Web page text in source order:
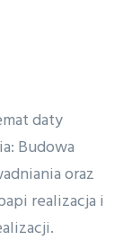
daty
Budowa
oraz
realizacja i